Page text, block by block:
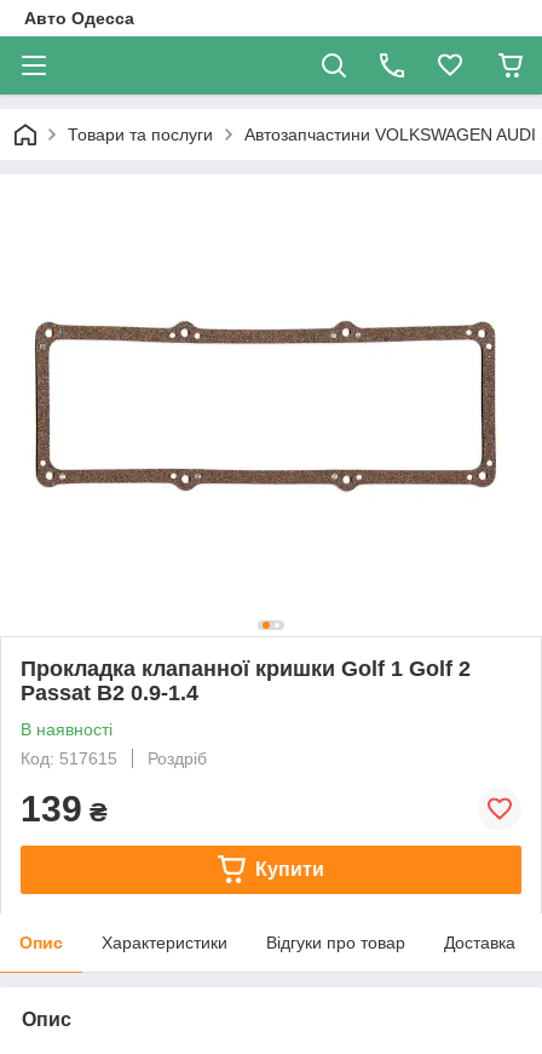
Авто Одесса
Товари та послуги Автозапчастини VOLKSWAGEN AUDI
Прокладка клапанної кришки Golf 1 Golf 2
Passat B2 0.9-1.4
В наявності
Код: 517615
Роздріб
139 ₴
Купити
Опис Характеристики Відгуки про товар Доставка
Опис